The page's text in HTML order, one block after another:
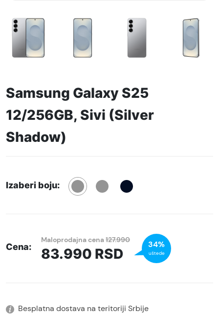
Samsung Galaxy S25
12/256GB, Sivi (Silver
Shadow)
Izaberi boju:
Cena:
Maloprodajna cena127.990
83.990 RSD
34%
uštede
Besplatna dostava na teritoriji Srbije